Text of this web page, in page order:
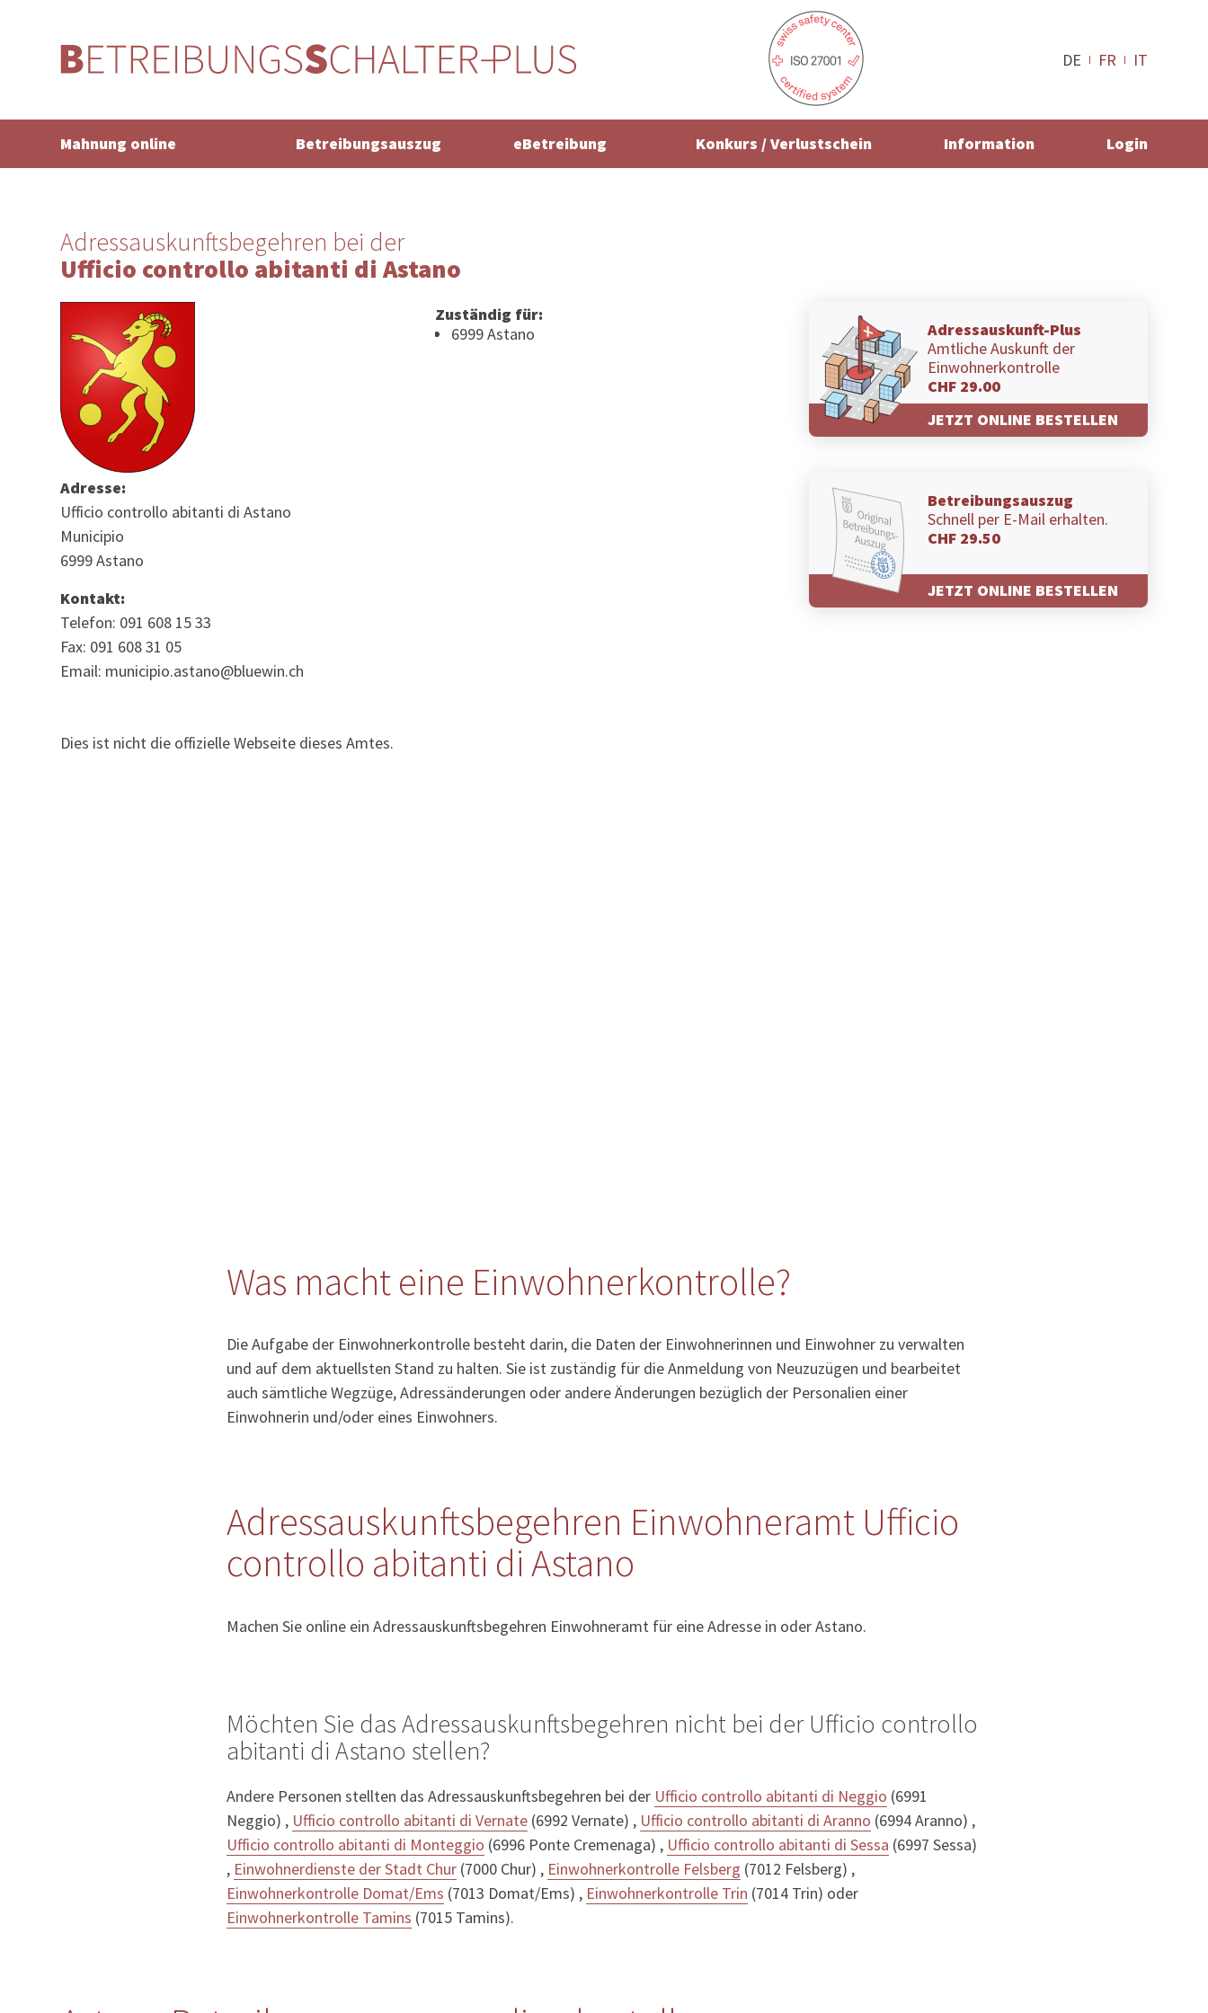
DE FR IT
Mahnung online Betreibungsauszug eBetreibung Konkurs / Verlustschein Information Login
Adressauskunftsbegehren bei der
Ufficio controllo abitanti di Astano
Adresse:
Ufficio controllo abitanti di Astano
Municipio
6999 Astano
Kontakt:
Telefon: 091 608 15 33
Fax: 091 608 31 05
Email: municipio.astano@bluewin.ch
Zuständig für:
6999 Astano
Adressauskunft-Plus
Amtliche Auskunft der
Einwohnerkontrolle
CHF 29.00
JETZT ONLINE BESTELLEN
Betreibungsauszug
Schnell per E-Mail erhalten.
CHF 29.50
JETZT ONLINE BESTELLEN
Dies ist nicht die offizielle Webseite dieses Amtes.
Was macht eine Einwohnerkontrolle?
Die Aufgabe der Einwohnerkontrolle besteht darin, die Daten der Einwohnerinnen und Einwohner zu verwalten
und auf dem aktuellsten Stand zu halten. Sie ist zuständig für die Anmeldung von Neuzuzügen und bearbeitet
auch sämtliche Wegzüge, Adressänderungen oder andere Änderungen bezüglich der Personalien einer
Einwohnerin und/oder eines Einwohners.
Adressauskunftsbegehren Einwohneramt Ufficio
controllo abitanti di Astano
Machen Sie online ein Adressauskunftsbegehren Einwohneramt für eine Adresse in oder Astano.
Möchten Sie das Adressauskunftsbegehren nicht bei der Ufficio controllo
abitanti di Astano stellen?
Andere Personen stellten das Adressauskunftsbegehren bei der Ufficio controllo abitanti di Neggio (6991
Neggio) , Ufficio controllo abitanti di Vernate (6992 Vernate) , Ufficio controllo abitanti di Aranno (6994 Aranno) ,
Ufficio controllo abitanti di Monteggio (6996 Ponte Cremenaga) , Ufficio controllo abitanti di Sessa (6997 Sessa)
, Einwohnerdienste der Stadt Chur (7000 Chur) , Einwohnerkontrolle Felsberg (7012 Felsberg) ,
Einwohnerkontrolle Domat/Ems (7013 Domat/Ems) , Einwohnerkontrolle Trin (7014 Trin) oder
Einwohnerkontrolle Tamins (7015 Tamins).